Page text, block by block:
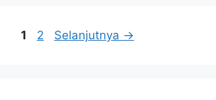
Halaman
1 Halaman
2 Selanjutnya →